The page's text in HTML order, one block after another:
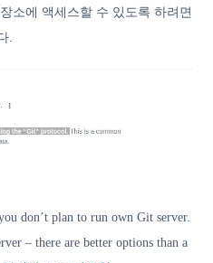
소에 액세스할 수 있도록 하려면
.
don’t plan to run own Git server.
– there are better options than a